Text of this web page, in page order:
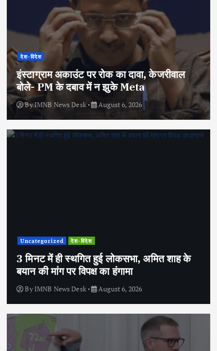
देश-विदेश
इंस्टाग्राम अकाउंट पर रोक का दावा, केजरीवाल
बोले- PM के दबाव में न झुके Meta
ByIMNB News Desk August 6, 2026
Uncategorized देश-विदेश
3 मिनट में ही स्थगित हुई लोकसभा, अमित शाह के
बयान की मांग पर विपक्ष का हंगामा
By IMNB News Desk August 6, 2026